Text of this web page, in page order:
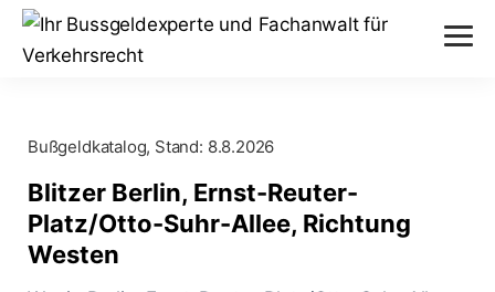
Abstand nicht eingehalten
Geschwindigkeitsüberschreitung
Anhörung im Bußgeldverfahren
Paragraphen
Bußgeldkatalog, Stand: 8.8.2026
Blitzer Berlin, Ernst-Reuter-
Platz/Otto-Suhr-Allee, Richtung
Westen